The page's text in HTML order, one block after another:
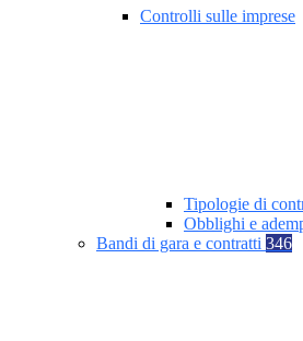
Controlli sulle imprese
Tipologie di
Obblighi e
Bandi di gara e contratti 346